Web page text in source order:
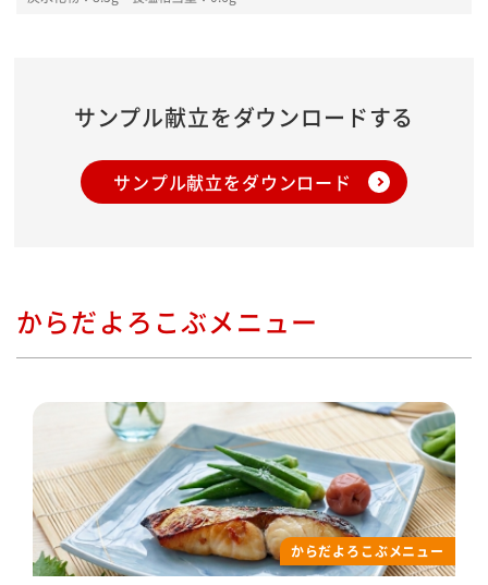
サンプル献立をダウンロードする
サンプル献立をダウンロード
からだよろこぶメニュー
Previous からだよろこぶメニュー